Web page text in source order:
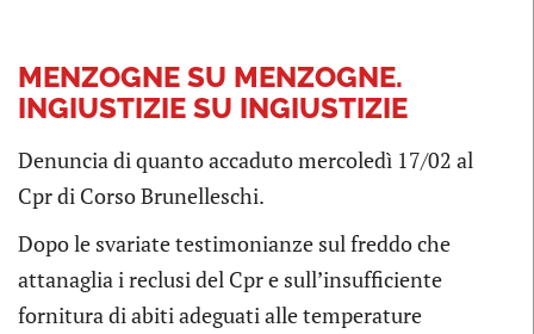
MENZOGNE SU MENZOGNE.
INGIUSTIZIE SU INGIUSTIZIE
Denuncia di quanto accaduto mercoledì 17/02 al
Cpr di Corso Brunelleschi.
Dopo le svariate testimonianze sul freddo che
attanaglia i reclusi del Cpr e sull’insufficiente
fornitura di abiti adeguati alle temperature